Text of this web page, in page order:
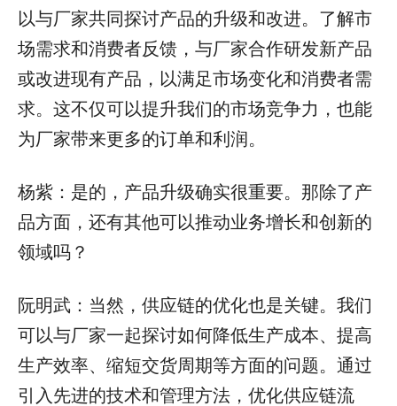
以与厂家共同探讨产品的升级和改进。了解市
场需求和消费者反馈，与厂家合作研发新产品
或改进现有产品，以满足市场变化和消费者需
求。这不仅可以提升我们的市场竞争力，也能
为厂家带来更多的订单和利润。
杨紫：是的，产品升级确实很重要。那除了产
品方面，还有其他可以推动业务增长和创新的
领域吗？
阮明武：当然，供应链的优化也是关键。我们
可以与厂家一起探讨如何降低生产成本、提高
生产效率、缩短交货周期等方面的问题。通过
引入先进的技术和管理方法，优化供应链流